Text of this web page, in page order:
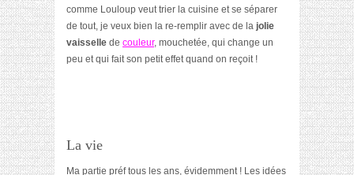
comme Louloup veut trier la cuisine et se séparer
de tout, je veux bien la re-remplir avec de la jolie
vaisselle de couleur, mouchetée, qui change un
peu et qui fait son petit effet quand on reçoit !
La vie
Ma partie préf tous les ans, évidemment ! Les idées